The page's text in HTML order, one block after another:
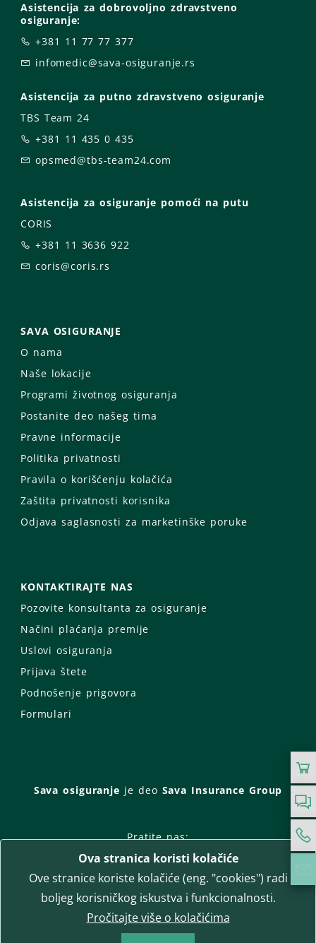
Asistencija za dobrovoljno zdravstveno
osiguranje:
+381 11 77 77 377
infomedic@sava-osiguranje.rs
Asistencija za putno zdravstveno osiguranje
TBS Team 24
+381 11 435 0 435
opsmed@tbs-team24.com
Asistencija za osiguranje pomoći na putu
CORIS
+381 11 3636 922
coris@coris.rs
SAVA OSIGURANJE
O nama
Naše lokacije
Programi životnog osiguranja
Postanite deo našeg tima
Pravne informacije
Politika privatnosti
Pravila o korišćenju kolačića
Zaštita privatnosti korisnika
Odjava saglasnosti za marketinške poruke
KONTAKTIRAJTE NAS
Pozovite konsultanta za osiguranje
Načini plaćanja premije
Uslovi osiguranja
Prijava štete
Podnošenje prigovora
Formulari
Sava osiguranje je deo Sava Insurance Group
Pratite nas:
Facebook
Instagram
LinkedIn
Twitter
YouTube
WhatsApp
T-media d.o.o. | napredne komunikacije
Ova stranica koristi kolačiće
Ove stranice koriste kolačiće (eng. "cookies") radi
boljeg korisničkog iskustva i funkcionalnosti.
Pročitajte više o kolačićima